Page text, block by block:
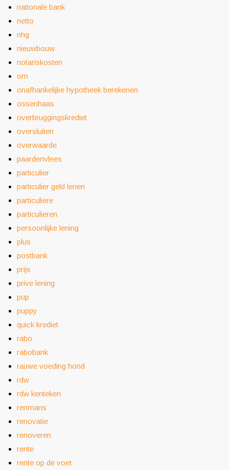
nationale bank
netto
nhg
nieuwbouw
notariskosten
om
onafhankelijke hypotheek berekenen
ossenhaas
overbruggingskrediet
oversluiten
overwaarde
paardenvlees
particulier
particulier geld lenen
particuliere
particulieren
persoonlijke lening
plus
postbank
prijs
prive lening
pup
puppy
quick krediet
rabo
rabobank
rauwe voeding hond
rdw
rdw kenteken
renmans
renovatie
renoveren
rente
rente op de voet